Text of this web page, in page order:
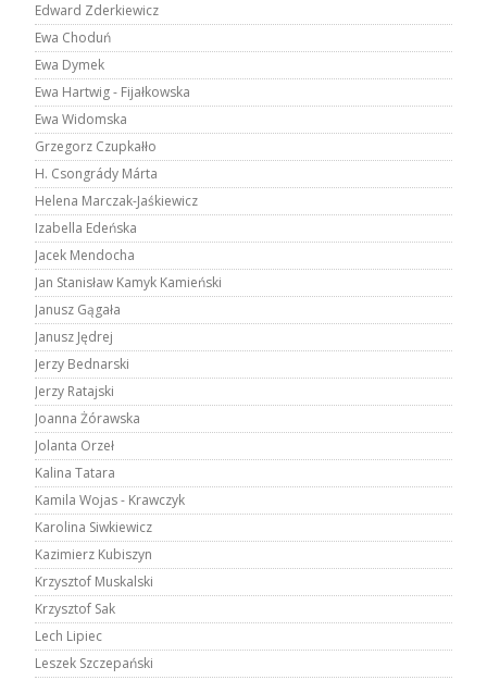
Edward Zderkiewicz
Ewa Choduń
Ewa Dymek
Ewa Hartwig - Fijałkowska
Ewa Widomska
Grzegorz Czupkałło
H. Csongrády Márta
Helena Marczak-Jaśkiewicz
Izabella Edeńska
Jacek Mendocha
Jan Stanisław Kamyk Kamieński
Janusz Gągała
Janusz Jędrej
Jerzy Bednarski
Jerzy Ratajski
Joanna Żórawska
Jolanta Orzeł
Kalina Tatara
Kamila Wojas - Krawczyk
Karolina Siwkiewicz
Kazimierz Kubiszyn
Krzysztof Muskalski
Krzysztof Sak
Lech Lipiec
Leszek Szczepański